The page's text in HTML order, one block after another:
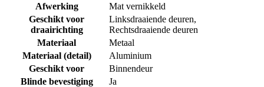
Afwerking
Mat vernikkeld
Geschikt voor
draairichting
Linksdraaiende deuren,
Rechtsdraaiende deuren
Materiaal
Metaal
Materiaal (detail)
Aluminium
Geschikt voor
Binnendeur
Blinde bevestiging
Ja